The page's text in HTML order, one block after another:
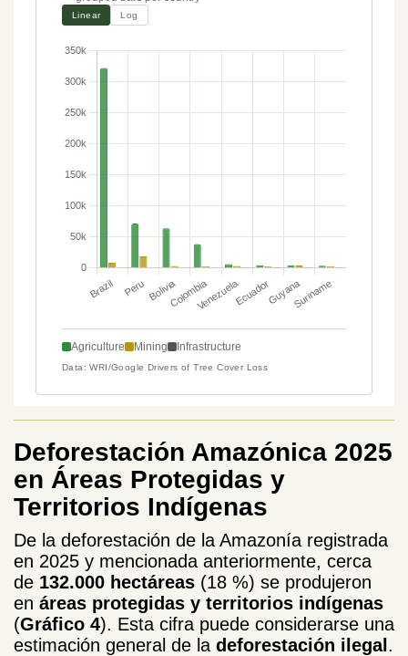
Deforestación Amazónica 2025
en Áreas Protegidas y
Territorios Indígenas
De la deforestación de la Amazonía registrada
en 2025 y mencionada anteriormente, cerca
de 132.000 hectáreas (18 %) se produjeron
en áreas protegidas y territorios indígenas
(Gráfico 4). Esta cifra puede considerarse una
estimación general de la deforestación ilegal.